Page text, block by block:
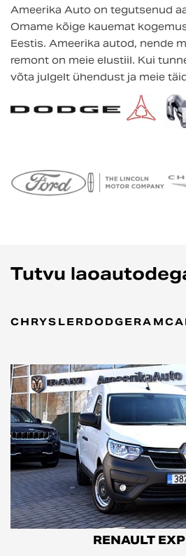
Ameerika Auto on tegutsenud
Omame kõige kauemat
Eestis. Ameerika autod, nende
remont on meie elustiil. Kui
võta julgelt ühendust ja meie
Tutvu
CHRYSLERDODGERAM
RENAULT